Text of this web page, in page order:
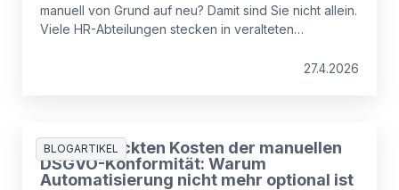
manuell von Grund auf neu? Damit sind Sie nicht allein.
Viele HR-Abteilungen stecken in veralteten
27.4.2026
BLOGARTIKEL
Die versteckten Kosten der manuellen
DSGVO-Konformität: Warum
Automatisierung nicht mehr optional ist